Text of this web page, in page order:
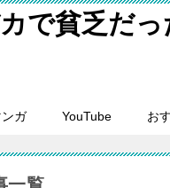
で貧乏だ
ガ YouTube お